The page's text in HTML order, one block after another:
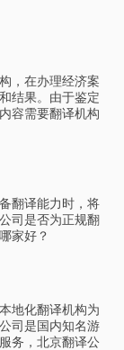
，在办理经济案
结果。由于鉴定
容需要翻译机构
翻译能力时，将
司是否为正规翻
家好？
地化翻译机构为
司是国内知名游
务，北京翻译公